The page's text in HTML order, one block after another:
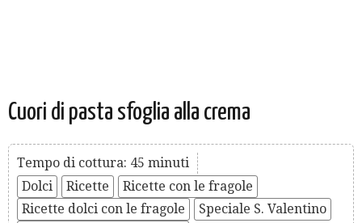
Cuori di pasta sfoglia alla crema
Tempo di cottura: 45 minuti
Dolci
Ricette
Ricette con le fragole
Ricette dolci con le fragole
Speciale S. Valentino